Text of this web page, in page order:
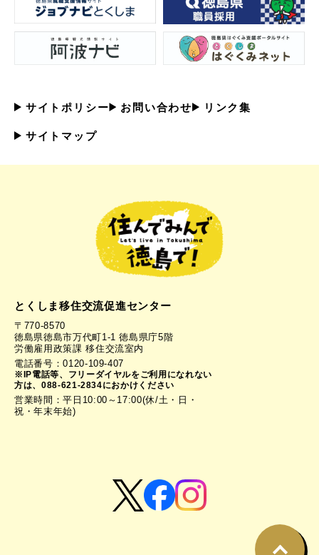
サイトポリシー お問い合わせ リンク集
サイトマップ
とくしま移住交流促進センター
〒770-8570
徳島県徳島市万代町1-1 徳島県庁5階
労働雇用政策課 移住交流室内
電話番号：0120-109-407
※IP電話等、フリーダイヤルをご利用になれない
方は、088-621-2834におかけください
営業時間：平日10:00～17:00(休/土・日・
祝・年末年始)